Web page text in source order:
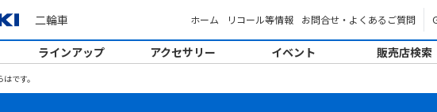
二輪車 ホーム リコール等情報 お問合せ・よくあるご質問
ラインアップ アクセサリー イベント 販売店検索
です。